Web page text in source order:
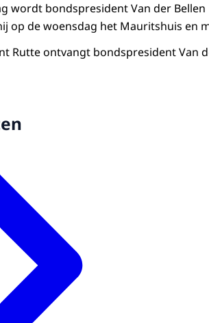
wordt bondspresident Van der
op de woensdag het Mauritshuis en
Rutte ontvangt bondspresident Van